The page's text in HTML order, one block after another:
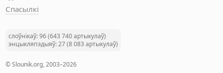
Спасылкі
слоўнікаў: 96 (643 740 артыкулаў)
энцыкляпэдыяў: 27 (8 083 артыкулаў)
© Slounik.org, 2003–2026